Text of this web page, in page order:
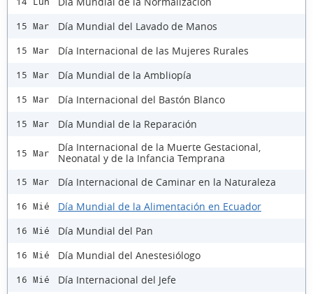
15 Mar Día Mundial del Lavado de Manos
15 Mar Día Internacional de las Mujeres Rurales
15 Mar Día Mundial de la Ambliopía
15 Mar Día Internacional del Bastón Blanco
15 Mar Día Mundial de la Reparación
15 Mar
Día Internacional de la Muerte Gestacional,
Neonatal y de la Infancia Temprana
15 Mar Día Internacional de Caminar en la Naturaleza
16 Mié Día Mundial de la Alimentación en Ecuador
16 Mié Día Mundial del Pan
16 Mié Día Mundial del Anestesiólogo
16 Mié Día Internacional del Jefe